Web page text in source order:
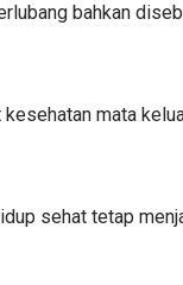
bahkan
mata
sehat tetap